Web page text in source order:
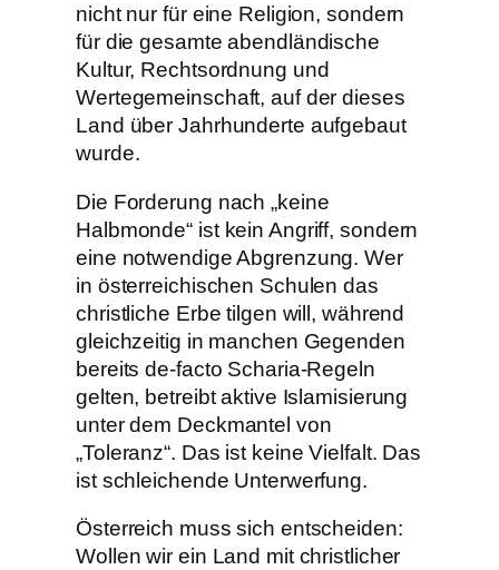
nicht nur für eine Religion, sondern
für die gesamte abendländische
Kultur, Rechtsordnung und
Wertegemeinschaft, auf der dieses
Land über Jahrhunderte aufgebaut
wurde.
Die Forderung nach „keine
Halbmonde“ ist kein Angriff, sondern
eine notwendige Abgrenzung. Wer
in österreichischen Schulen das
christliche Erbe tilgen will, während
gleichzeitig in manchen Gegenden
bereits de-facto Scharia-Regeln
gelten, betreibt aktive Islamisierung
unter dem Deckmantel von
„Toleranz“. Das ist keine Vielfalt. Das
ist schleichende Unterwerfung.
Österreich muss sich entscheiden:
Wollen wir ein Land mit christlicher